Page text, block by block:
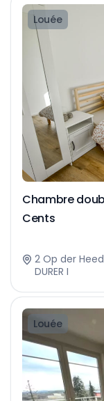
Louée
Chambre
Cents
2 Op der Heed
DURER I
Louée